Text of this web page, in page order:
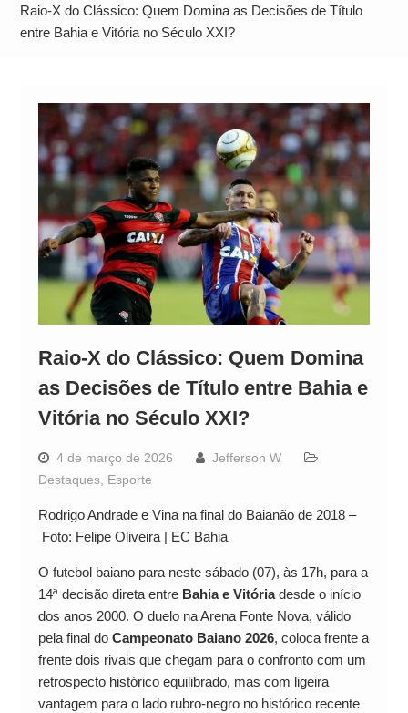
Operação Ágio: Ação policial na Bahia prende 14
suspeitos e mira rede ligada a ‘Zói de Gato’, do
Raio-X do Clássico: Quem Domina as Decisões de Título
entre Bahia e Vitória no Século XXI?
Raio-X do Clássico: Quem Domina
as Decisões de Título entre Bahia e
Vitória no Século XXI?
4 de março de 2026
Jefferson W
Destaques, Esporte
Rodrigo Andrade e Vina na final do Baianão de 2018 –
Foto: Felipe Oliveira | EC Bahia
O futebol baiano para neste sábado (07), às 17h, para a
14ª decisão direta entre Bahia e Vitóriadesde o início
dos anos 2000. O duelo na Arena Fonte Nova, válido
pela final do Campeonato Baiano 2026, coloca frente a
frente dois rivais que chegam para o confronto com um
retrospecto histórico equilibrado, mas com ligeira
vantagem para o lado rubro-negro no histórico recente